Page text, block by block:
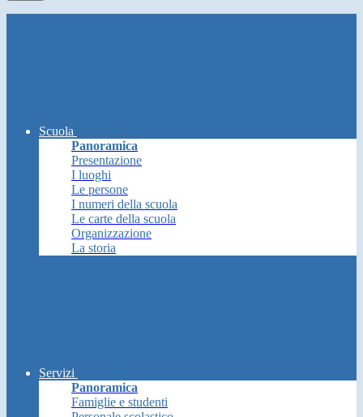
Scuola
Panoramica
Presentazione
I luoghi
Le persone
I numeri della scuola
Le carte della scuola
Organizzazione
La storia
Servizi
Panoramica
Famiglie e studenti